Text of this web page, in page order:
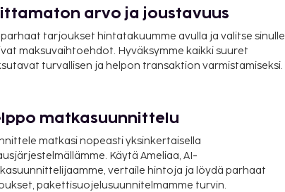
- 15,1 km / 9,4 mi
- 16,4 km / 10,2 mi
ostoskeskus - 16,9 km / 10,5 mi
korumyymälä - 17,6 km / 10,9 mi
mi
pesulapalvelut ja kahvi-/teetarjoilu yleisissä
ilmainen pysäköinti. Hyödynnä puutarha sekä
arvo ja joustavuus
parhaat tarjoukset hintatakuumme avulla ja valitse sinulle
maksuvaihtoehdot. Hyväksymme kaikki suuret
turvallisen ja helpon transaktion varmistamiseksi.
matkasuunnittelu
matkasi nopeasti yksinkertaisella
Käytä Ameliaa, AI-
vertaile hintoja ja löydä parhaat
pakettisuojelusuunnitelmamme turvin.